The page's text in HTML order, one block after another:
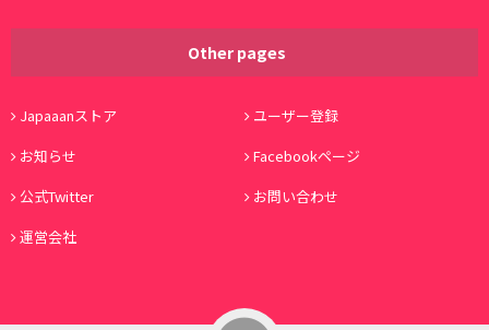
Other pages
Japaaanストア
ユーザー登録
お知らせ
Facebookページ
公式Twitter
お問い合わせ
運営会社